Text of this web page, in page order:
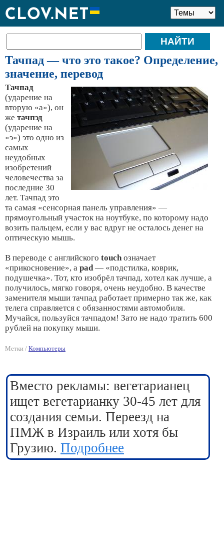
Тачпад — что это такое? Определение,
значение, перевод
Тачпад
(ударение на
вторую «а»), он
же тачпэд
(ударение на
«э») это одно из
самых
неудобных
изобретений
человечества за
последние 30
лет. Тачпад это
та самая «сенсорная панель управления» —
прямоугольный участок на ноутбуке, по которому надо
возить пальцем, если у вас вдруг не осталось денег на
оптическую мышь.
В переводе с английского touchозначает
«прикосновение», а pad— «подстилка, коврик,
подушечка». Тот, кто изобрёл тачпад, хотел как лучше, а
получилось, мягко говоря, очень неудобно. В качестве
заменителя мыши тачпад работает примерно так же, как
телега справляется с обязанностями автомобиля.
Мучайся, пользуйся тачпадом! Зато не надо тратить 600
рублей на покупку мыши.
Метки / Компьютеры
Вместо рекламы: вегетарианец
ищет вегетарианку 30-45 лет для
создания семьи. Переезд на
ПМЖ в Израиль или хотя бы
Грузию. Подробнее